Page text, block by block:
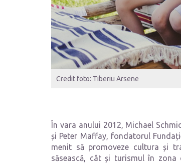
Credit foto: Tiberiu Arsene
În vara anului 2012, Michael
și Peter Maffay, fondatorul
menit să promoveze cultura și
săsească, cât și turismul în zona